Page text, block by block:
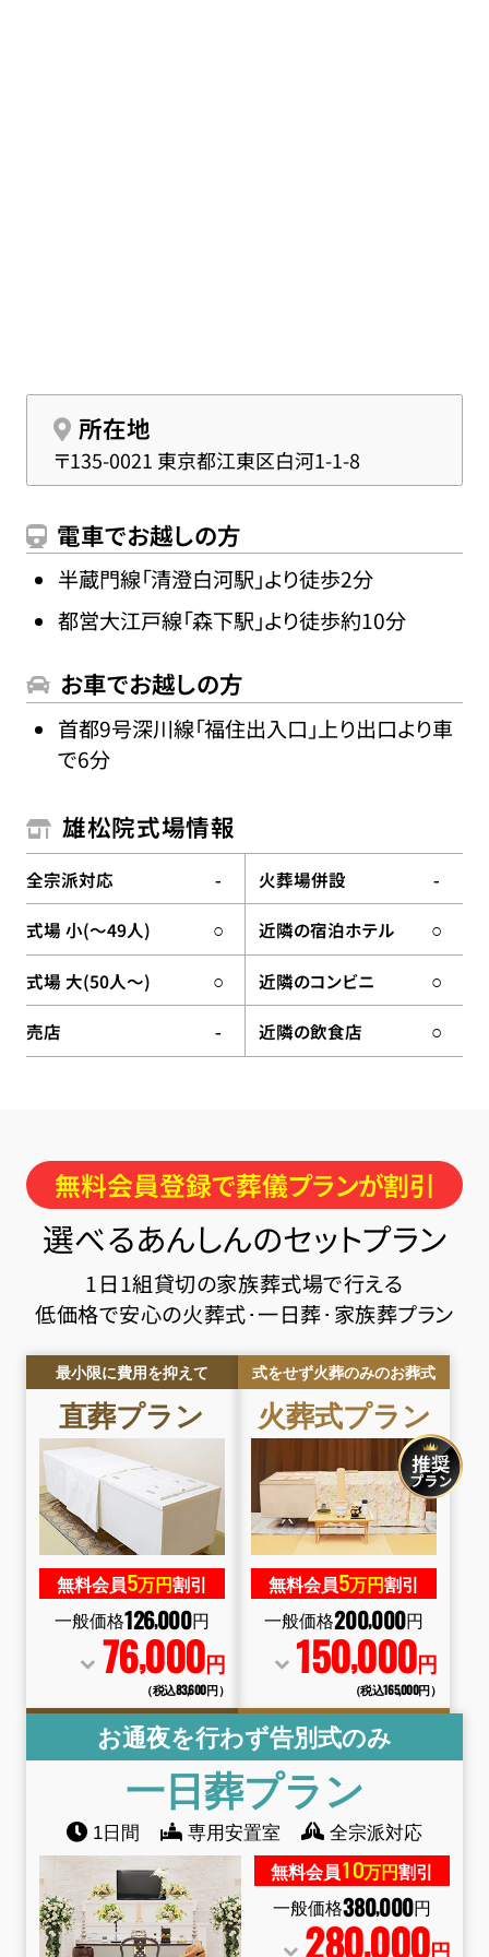
所在地
〒135-0021 東京都江東区白河1-1-8
電車でお越しの方
半蔵門線「清澄白河駅」より徒歩2分
都営大江戸線「森下駅」より徒歩約10分
お車でお越しの方
首都9号深川線「福住出入口」上り出口より車
で6分
雄松院式場情報
全宗派対応 - 火葬場併設 -
式場 小(〜49人) ○ 近隣の宿泊ホテル ○
式場 大(50人〜) ○ 近隣のコンビニ ○
売店 - 近隣の飲食店 ○
無料会員登録で葬儀プランが割引
選べるあんしんのセットプラン
1日1組貸切の家族葬式場で行える
低価格で安心の火葬式･一日葬･家族葬プラン
最小限に費用を抑えて
直葬プラン
無料会員5万円割引
一般価格126,000円
76,000円
（税込83,600円）
式をせず火葬のみのお葬式
火葬式プラン
無料会員5万円割引
一般価格200,000円
150,000円
（税込165,000円）
お通夜を行わず告別式のみ
一日葬プラン
1日間 専用安置室 全宗派対応
無料会員10万円割引
一般価格380,000円
280,000円